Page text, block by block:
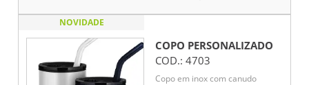
NOVIDADE
COPO PERSONALIZADO
COD.: 4703
Copo em inox com canudo